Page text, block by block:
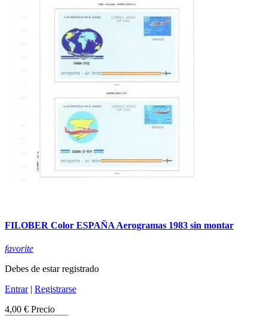
FILOBER Color ESPAÑA Aerogramas 1983 sin montar
favorite
Debes de estar registrado
Entrar| Registrarse
4,00 € Precio